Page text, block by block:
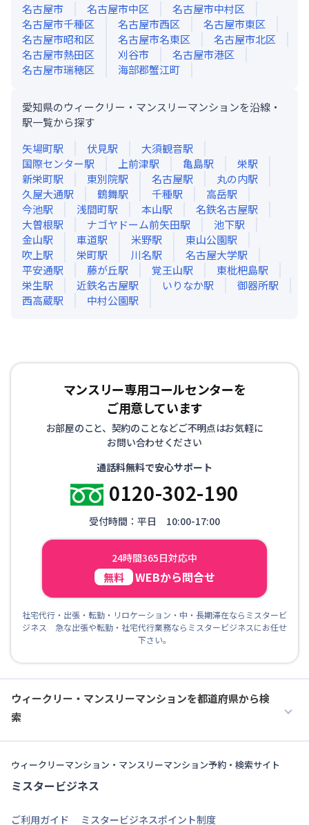
名古屋市
名古屋市中区
名古屋市中村区
名古屋市千種区
名古屋市西区
名古屋市東区
名古屋市昭和区
名古屋市名東区
名古屋市北区
名古屋市熱田区
刈谷市
名古屋市港区
名古屋市瑞穂区
海部郡蟹江町
愛知県のウィークリー・マンスリーマンションを沿線・
駅一覧から探す
矢場町駅 伏見駅 大須観音駅
国際センター駅 上前津駅 亀島駅 栄駅
新栄町駅 東別院駅 名古屋駅 丸の内駅
久屋大通駅 鶴舞駅 千種駅 高岳駅
今池駅 浅間町駅 本山駅 名鉄名古屋駅
大曽根駅 ナゴヤドーム前矢田駅 池下駅
金山駅 車道駅 米野駅 東山公園駅
吹上駅 栄町駅 川名駅 名古屋大学駅
平安通駅 藤が丘駅 覚王山駅 東枇杷島駅
栄生駅 近鉄名古屋駅 いりなか駅 御器所駅
西高蔵駅 中村公園駅
マンスリー専用コールセンターを
ご用意しています
お部屋のこと、契約のことなどご不明点はお気軽に
お問い合わせください
通話料無料で安心サポート
0120-302-190
受付時間：平日 10:00-17:00
24時間365日対応中
無料 WEBから問合せ
社宅代行・出張・転勤・リロケーション・中・長期滞在ならミスタービ
ジネス 急な出張や転勤・社宅代行業務ならミスタービジネスにお任せ
下さい。
ウィークリー・マンスリーマンションを都道府県から検
索
ウィークリーマンション・マンスリーマンション予約・検索サイト
ミスタービジネス
ご利用ガイド ミスタービジネスポイント制度